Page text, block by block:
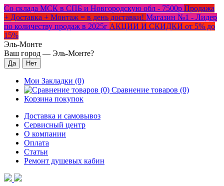
Со склада МСК в СПБ и Новгородскую обл - 7500р Продажа
+ Доставка + Монтаж = в день доставки! Магазин №1 - Лидер
по количеству продаж в 2025г АКЦИИ И СКИДКИ от 5% до
15%
Эль-Монте
Ваш город — Эль-Монте?
Мои Закладки (0)
Сравнение товаров (0)
Корзина покупок
Доставка и самовывоз
Сервисный центр
О компании
Оплата
Статьи
Ремонт душевых кабин